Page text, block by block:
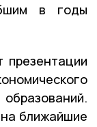
в годы
презентации
ближайшие